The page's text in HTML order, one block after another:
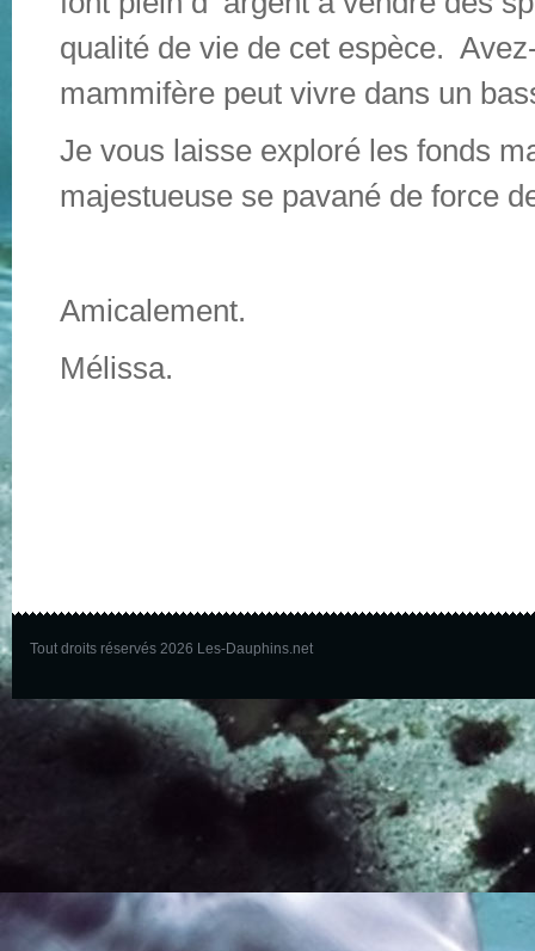
qualité de vie de cet espèce.
mammifère peut vivre dans un
Je vous laisse exploré les fonds
majestueuse se pavané de force
Amicalement.
Mélissa.
Tout droits réservés 2026 Les-Dauphins.net